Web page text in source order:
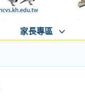
家長專區